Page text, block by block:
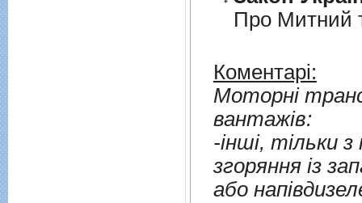
Про Митний
Коментарі:
Моторнi
вантажiв:
-iншi, тiльки з
згоряння iз запалюванням вiд стиснення (дизелем
або